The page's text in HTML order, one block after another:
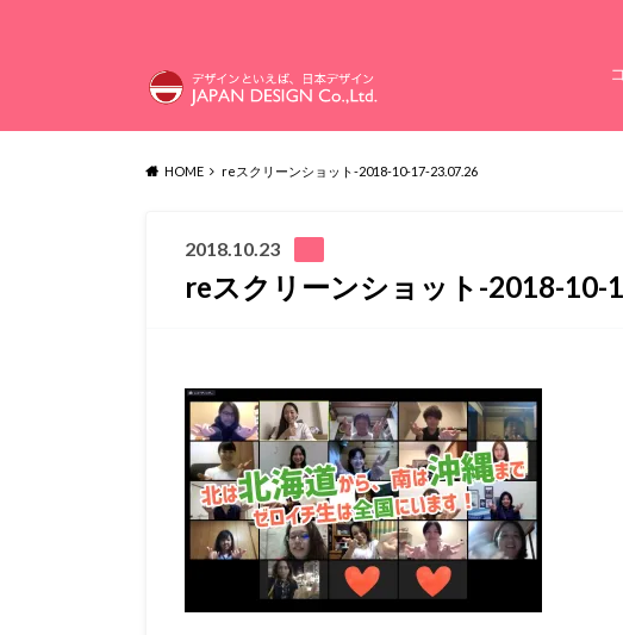
HOME reスクリーンショット-2018-10-17-23.07.26
2018.10.23
reスクリーンショット-2018-10-